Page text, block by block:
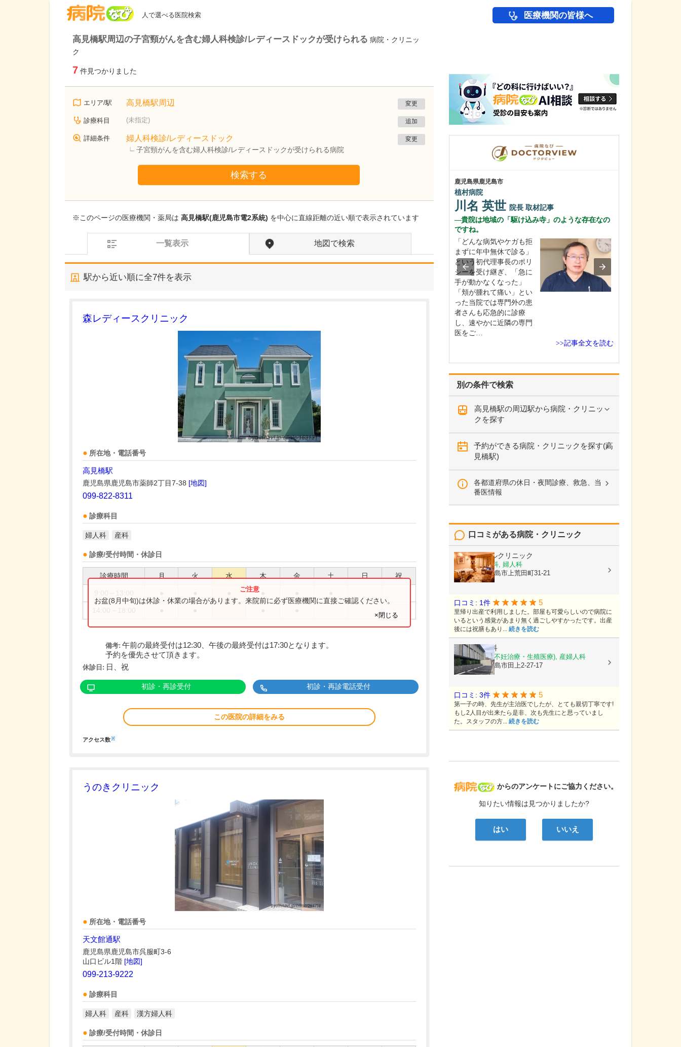
人で選べる医院検索 医療機関の皆様へ
高見橋駅周辺の子宮頸がんを含む婦人科検診/レディースドックが受けられる 病院・クリニッ
ク
7 件見つかりました
エリア/駅 高見橋駅周辺 変更
診療科目 (未指定) 追加
詳細条件 婦人科検診/レディースドック
子宮頸がんを含む婦人科検診/レディースドックが受けられる病院
変更
検索する
※このページの医療機関・薬局は 高見橋駅(鹿児島市電2系統) を中心に直線距離の近い順で表示されています
一覧表示 地図で検索
駅から近い順に全7件を表示
森レディースクリニック
所在地・電話番号
高見橋駅
鹿児島県鹿児島市薬師2丁目7-38 [地図]
099-822-8311
診療科目
婦人科 産科
診療/受付時間・休診日
診療時間 月 火 水 木 金 土 日 祝
お盆(8月中旬)は休診・休業の場合があります。来院前に必ず医療機関に直接ご確認ください。
×閉じる
備考: 午前の最終受付は12:30、午後の最終受付は17:30となります。
予約を優先させて頂きます。
休診日: 日、祝
初診・再診受付 初診・再診電話受付
この医院の詳細をみる
アクセス数※
うのきクリニック
所在地・電話番号
天文館通駅
鹿児島県鹿児島市呉服町3-6
山口ビル1階 [地図]
099-213-9222
診療科目
婦人科 産科 漢方婦人科
診療/受付時間・休診日
別の条件で検索
高見橋駅の周辺駅から病院・クリニッ
クを探す
予約ができる病院・クリニックを探す(高
見橋駅)
各都道府県の休日・夜間診療、救急、当
番医情報
病院なび
からのアンケートにご協力ください。
知りたい情報は見つかりましたか?
はい いいえ
口コミがある病院・クリニック
平野エンゼルクリニック
産婦人科, 産科, 婦人科
鹿児島県鹿児島市上荒田町31-21
口コミ: 1件 5
里帰り出産で利用しました。部屋も可愛らしいので病院に
いるという感覚があまり無く過ごしやすかったです。出産
後には祝膳もあり... 続きを読む
徳永産婦人科
産科, 婦人科(不妊治療・生殖医療), 産婦人科
鹿児島県鹿児島市田上2-27-17
口コミ: 3件 5
第一子の時、先生が主治医でしたが、とても親切丁寧です!
もし2人目が出来たら是非、次も先生にと思っていまし
た。スタッフの方... 続きを読む
鹿児島県鹿児島市
植村病院
川名 英世 院長 取材記事
貴院は地域の「駆け込み寺」のような存在なの
ですね。
「どんな病気やケガも拒
まずに年中無休で診る」
という初代理事長のポリ
シーを受け継ぎ、「急に
手が動かなくなった」
「頬が腫れて痛い」とい
った当院では専門外の患
者さんも応急的に診療
し、速やかに近隣の専門
医をご…
>>記事全文を読む
診療の際に心がけていることを教えてくださ
めざしているのは、さま
に相談できて、来て良か
す…